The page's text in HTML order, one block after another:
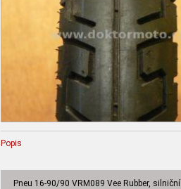
Popis
Pneu 16-90/90 VRM089 Vee Rubber, silniční